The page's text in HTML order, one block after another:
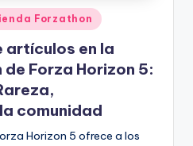
Forzathon
artículos en la
Forza Horizon 5:
comunidad
Horizon 5 ofrece a los